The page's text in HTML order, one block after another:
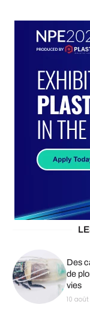
Des
de
vies
10